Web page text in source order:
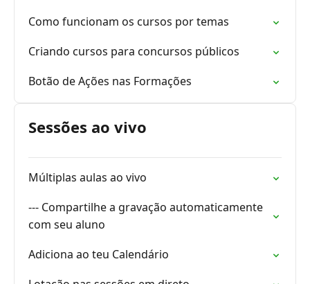
Como funcionam os cursos por temas
Criando cursos para concursos públicos
Botão de Ações nas Formações
Sessões ao vivo
Múltiplas aulas ao vivo
--- Compartilhe a gravação automaticamente
com seu aluno
Adiciona ao teu Calendário